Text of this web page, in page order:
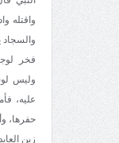
واقتله
والسجاد
فخر
وليس
عليه،
حفرها،
زين